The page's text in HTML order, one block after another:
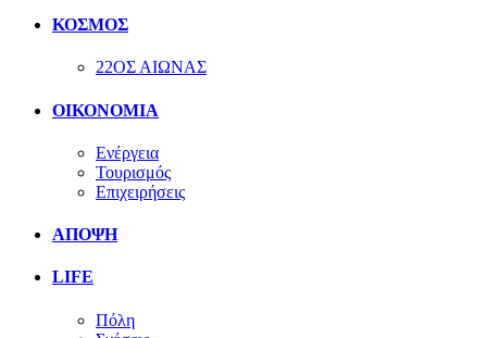
ΚΟΣΜΟΣ
22ΟΣ ΑΙΩΝΑΣ
ΟΙΚΟΝΟΜΙΑ
Ενέργεια
Τουρισμός
Επιχειρήσεις
ΑΠΟΨΗ
LIFE
Πόλη